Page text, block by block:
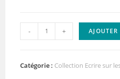
quantité
de
4
- +
Catégorie : Collection Ecrire sur